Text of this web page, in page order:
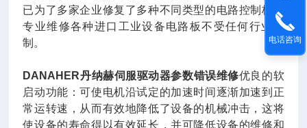
已为了多家企业修复了多种不同类型的电路控制板，
专业维修各种进口工业设备电路板不受任何行业限
制。
DANAHER丹纳赫伺服驱动器参数错误维修优良的软
启动功能：可使电机沿试定的加速时间逐渐加速到正
常运转速，从而有效地降低了设备的机械冲击，这将
使设备的寿命得以有效延长，并可降低设备的维修和
电话咨询